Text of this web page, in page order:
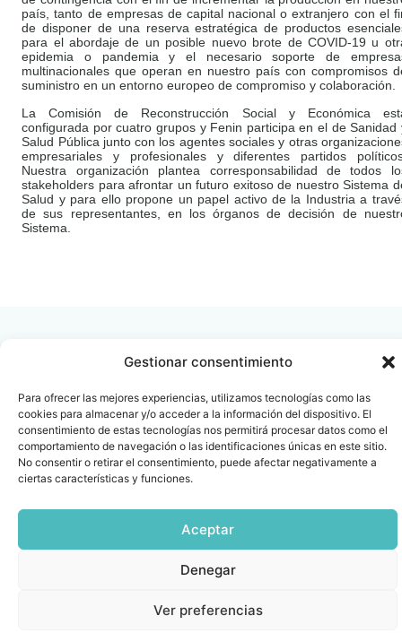
Gestionar consentimiento
Para ofrecer las mejores experiencias, utilizamos tecnologías como las
cookies para almacenar y/o acceder a la información del dispositivo. El
consentimiento de estas tecnologías nos permitirá procesar datos como el
comportamiento de navegación o las identificaciones únicas en este sitio.
No consentir o retirar el consentimiento, puede afectar negativamente a
ciertas características y funciones.
Aceptar
Denegar
Ver preferencias
país, tanto de empresas de capital nacional o extranjero con el
de disponer de una reserva estratégica de productos
para el abordaje de un posible nuevo brote de COVID-19 u
epidemia o pandemia y el necesario soporte de
multinacionales que operan en nuestro país con compromisos
suministro en un entorno europeo de compromiso y colaboración.
La Comisión de Reconstrucción Social y Económica
configurada por cuatro grupos y Fenin participa en el de Sanidad
Salud Pública junto con los agentes sociales y otras
empresariales y profesionales y diferentes partidos
Nuestra organización plantea corresponsabilidad de todos
stakeholders para afrontar un futuro exitoso de nuestro Sistema
Salud y para ello propone un papel activo de la Industria a
de sus representantes, en los órganos de decisión de
Sistema.
Contacto
info@fenin.es
C/ Villanueva, 20 - 1-
28001
Oficina Barcelona
Travesera de Gracia, 56 -
1º, 3ª 08006
932 014 655
de
privacidad
denuncias)